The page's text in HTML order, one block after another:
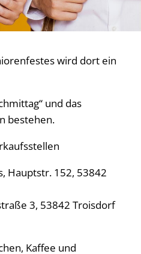
wird dort ein
und das
bestehen.
Hauptstr. 152, 53842
3, 53842 Troisdorf
Kaffee und